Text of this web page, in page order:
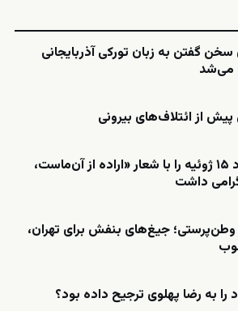
سخن گفتن به زبان تورکی آذربایجانی
می‌شد
از ائتلاف‌های بیرونی
تورکیه دهمین سالگرد ۱۵ ژوئیه را با شعار «اراده از آن‌ماست،
داشت
وطن‌پرستی؛ جیغ‌های بنفش برای تهران،
را به رضا پهلوی ترجیح داده بود؟